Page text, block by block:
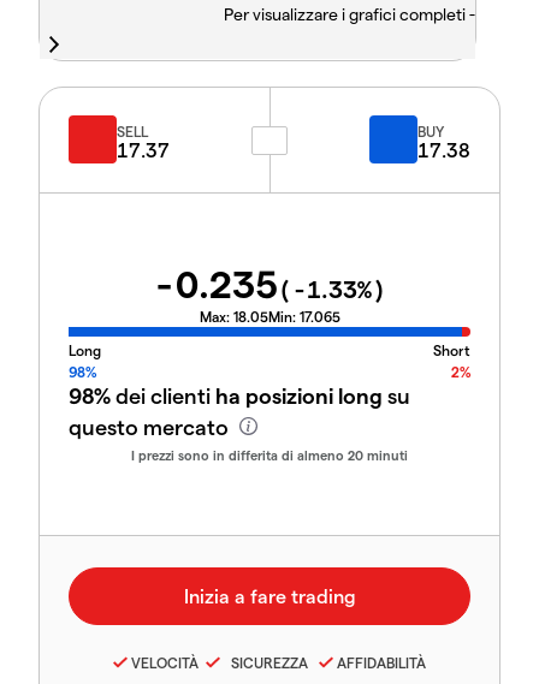
Per visualizzare i grafici completi -
SELL
17.37
BUY
17.38
-0.235( -1.33%)
Max: 18.05Min: 17.065
Long
Short
98%
2%
98%dei clienti ha posizioni long su
questo mercato
I prezzi sono in differita di almeno 20 minuti
VELOCITÀ SICUREZZA AFFIDABILITÀ